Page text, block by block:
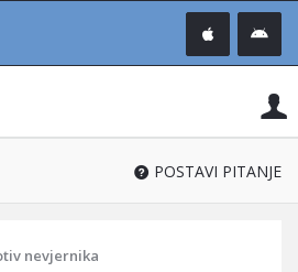
®
POSTAVI PITANJE
nevjernika